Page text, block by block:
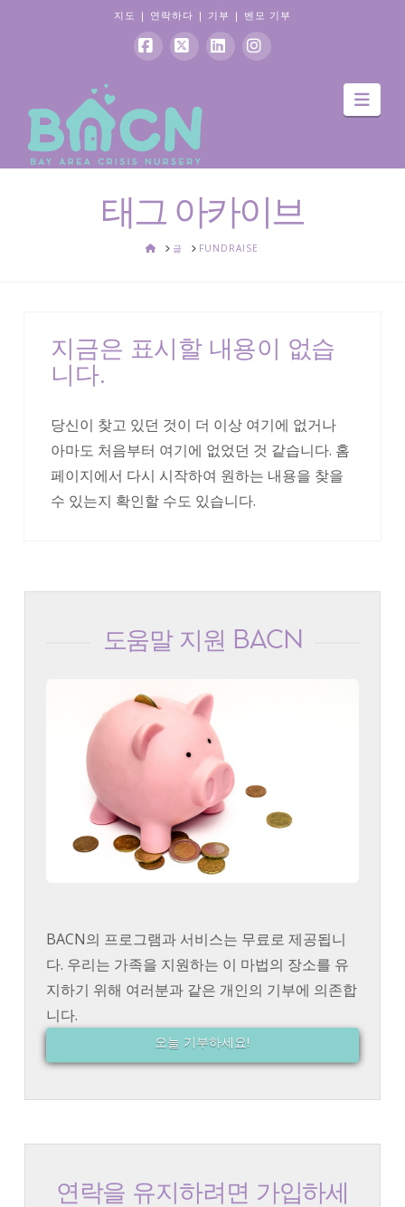
지도 | 연락하다 | 기부 | 벤모 기부
스
북
스
항
해
태그 아카이브
집 글 FUNDRAISE
지금은 표시할 내용이 없습
니다.
당신이 찾고 있던 것이 더 이상 여기에 없거나
아마도 처음부터 여기에 없었던 것 같습니다. 홈
페이지에서 다시 시작하여 원하는 내용을 찾을
수 있는지 확인할 수도 있습니다.
도움말 지원 BACN
BACN의 프로그램과 서비스는 무료로 제공됩니
다. 우리는 가족을 지원하는 이 마법의 장소를 유
지하기 위해 여러분과 같은 개인의 기부에 의존합
니다.
오늘 기부하세요!
연락을 유지하려면 가입하세